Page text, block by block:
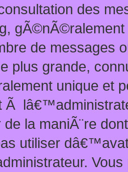
des
de messages
plus grande,
unique et
la maniÃ¨re
utiliser